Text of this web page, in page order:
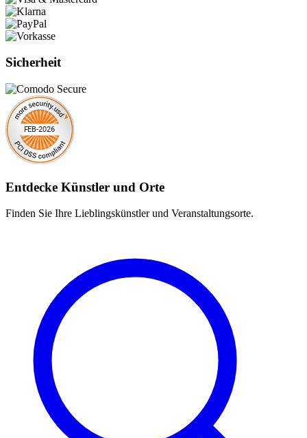
Sicherheit
Entdecke Künstler und Orte
Finden Sie Ihre Lieblingskünstler und Veranstaltungsorte.